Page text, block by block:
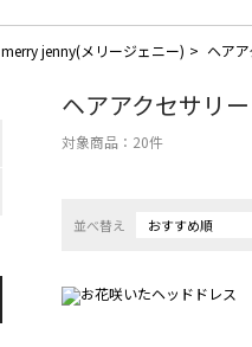
merry jenny(メリージェニー) ヘア
ヘアアクセサリー
対象商品： 20件
並べ替え おすすめ順